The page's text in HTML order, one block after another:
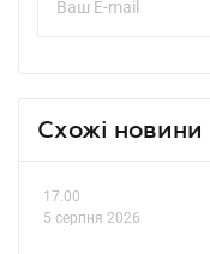
Схожі новини
17.00
5 серпня 2026